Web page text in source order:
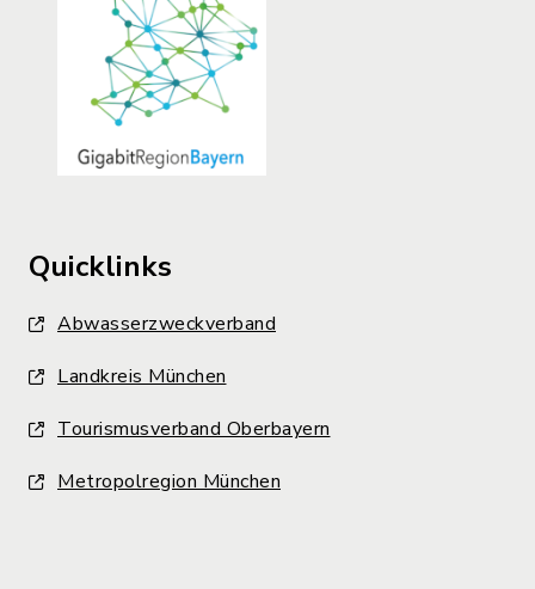
Quicklinks
Abwasserzweckverband
Landkreis München
Tourismusverband Oberbayern
Metropolregion München